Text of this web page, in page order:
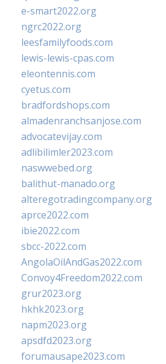
e-smart2022.org
ngrc2022.org
leesfamilyfoods.com
lewis-lewis-cpas.com
eleontennis.com
cyetus.com
bradfordshops.com
almadenranchsanjose.com
advocatevijay.com
adlibilimler2023.com
naswwebed.org
balithut-manado.org
alteregotradingcompany.org
aprce2022.com
ibie2022.com
sbcc-2022.com
AngolaOilAndGas2022.com
Convoy4Freedom2022.com
grur2023.org
hkhk2023.org
napm2023.org
apsdfd2023.org
forumausape2023.com